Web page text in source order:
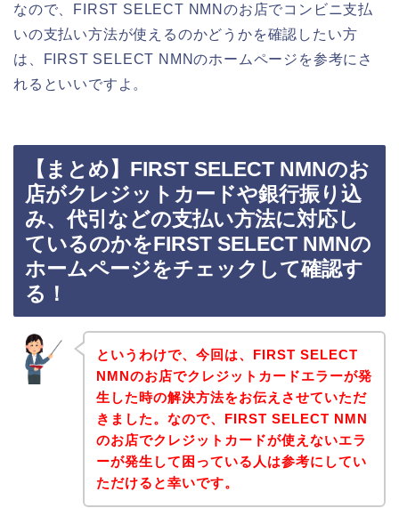
なので、FIRST SELECT NMNのお店でコンビニ支払
いの支払い方法が使えるのかどうかを確認したい方
は、FIRST SELECT NMNのホームページを参考にさ
れるといいですよ。
【まとめ】FIRST SELECT NMNのお
店がクレジットカードや銀行振り込
み、代引などの支払い方法に対応し
ているのかをFIRST SELECT NMNの
ホームページをチェックして確認す
る！
というわけで、今回は、FIRST SELECT
NMNのお店でクレジットカードエラーが発
生した時の解決方法をお伝えさせていただ
きました。なので、FIRST SELECT NMN
のお店でクレジットカードが使えないエラ
ーが発生して困っている人は参考にしてい
ただけると幸いです。